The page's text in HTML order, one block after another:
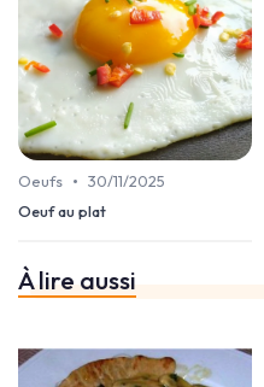
Oeufs • 30/11/2025
Oeuf au plat
À lire aussi